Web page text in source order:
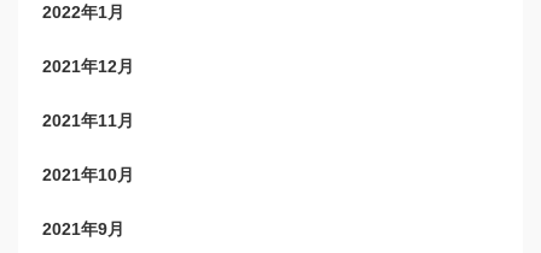
2022年1月
2021年12月
2021年11月
2021年10月
2021年9月